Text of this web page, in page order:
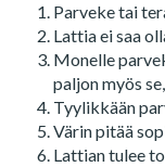
Parveke tai
Lattia ei saa
Monelle
paljon myös
Tyylikkään
Värin pitää
Lattian tulee